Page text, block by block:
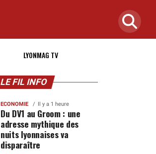
LYONMAG TV
LE FIL INFO
ECONOMIE Il y a 1 heure
Du DV1 au Groom : une
adresse mythique des
nuits lyonnaises va
disparaître